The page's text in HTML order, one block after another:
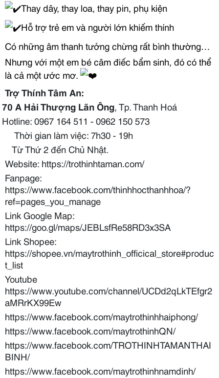
Thay dây, thay loa, thay pin, phụ kiện
Hỗ trợ trẻ em và người lớn khiếm thính
Có những âm thanh tưởng chừng rất bình thường…
Nhưng với một em bé câm điếc bẩm sinh, đó có thể
là cả một ước mơ.
Trợ Thính Tâm An:
70 A Hải Thượng Lãn Ông, Tp. Thanh Hoá
Hotline: 0967 164 511 - 0962 150 573
Thời gian làm việc: 7h30 - 19h
Từ Thứ 2 đến Chủ Nhật.
Website: https://trothinhtaman.com/
Fanpage:
https://www.facebook.com/thinhhocthanhhoa/?
ref=pages_you_manage
Link Google Map:
https://goo.gl/maps/JEBLsfRe58RD3x3SA
Link Shopee:
https://shopee.vn/maytrothinh_officical_store#produc
t_list
Youtube
https://www.youtube.com/channel/UCDd2qLkTEfgr2
aMRrKX99Ew
https://www.facebook.com/maytrothinhhaiphong/
https://www.facebook.com/maytrothinhQN/
https://www.facebook.com/TROTHINHTAMANTHAI
BINH/
https://www.facebook.com/maytrothinhnamdinh/